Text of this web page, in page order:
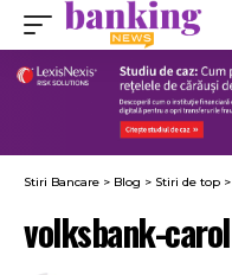
Stiri Bancare > Blog > Stiri de top >
volksbank-carol